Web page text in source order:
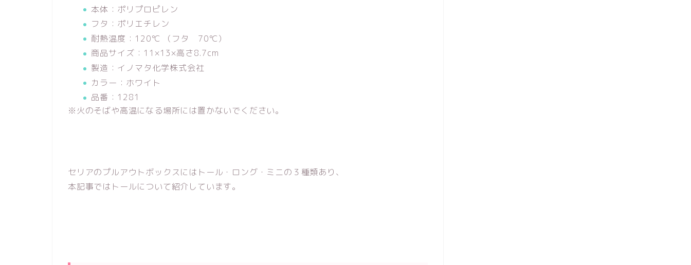
本体：ポリプロピレン
フタ：ポリエチレン
耐熱温度：120℃ （フタ 70℃）
商品サイズ：11×13×高さ8.7cm
製造：イノマタ化学株式会社
カラー：ホワイト
品番：1281
※火のそばや高温になる場所には置かないでください。
セリアのプルアウトボックスにはトール・ロング・ミニの３種類あり、
本記事ではトールについて紹介しています。